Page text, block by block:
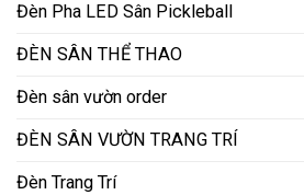
Đèn Pha LED Sân Pickleball
ĐÈN SÂN THỂ THAO
Đèn sân vườn order
ĐÈN SÂN VƯỜN TRANG TRÍ
Đèn Trang Trí